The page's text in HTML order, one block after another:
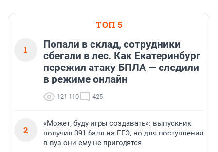
ТОП 5
1
Попали в склад, сотрудники
сбегали в лес. Как Екатеринбург
пережил атаку БПЛА — следили
в режиме онлайн
121 110 425
2
«Может, буду игры создавать»: выпускник
получил 391 балл на ЕГЭ, но для поступления
в вуз они ему не пригодятся